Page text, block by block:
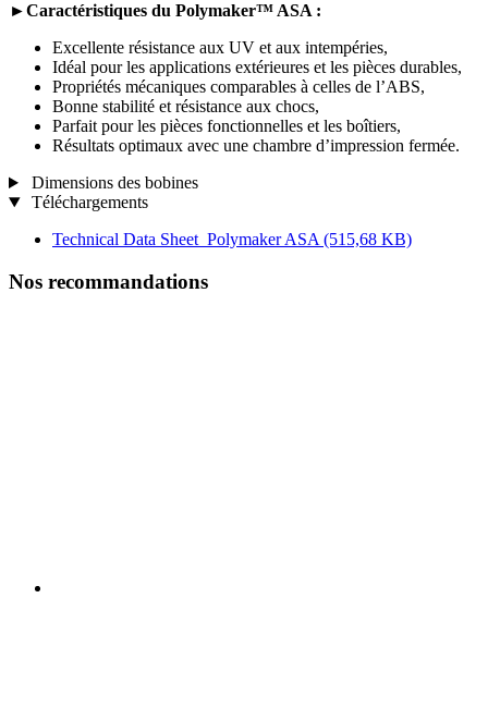
►Caractéristiques du Polymaker™ ASA :
Excellente résistance aux UV et aux intempéries,
Idéal pour les applications extérieures et les pièces durables,
Propriétés mécaniques comparables à celles de l’ABS,
Bonne stabilité et résistance aux chocs,
Parfait pour les pièces fonctionnelles et les boîtiers,
Résultats optimaux avec une chambre d’impression fermée.
Dimensions des bobines
Téléchargements
Technical Data Sheet_Polymaker ASA (515,68 KB)
Nos recommandations